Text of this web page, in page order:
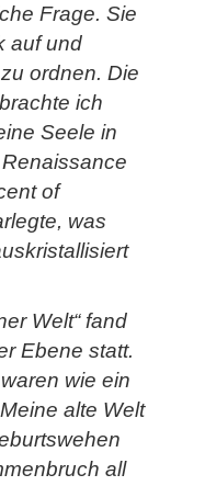
Frage. Sie
auf und
ordnen. Die
ich
Seele in
of
was
Welt“ fand
Ebene statt.
wie ein
alte Welt
all